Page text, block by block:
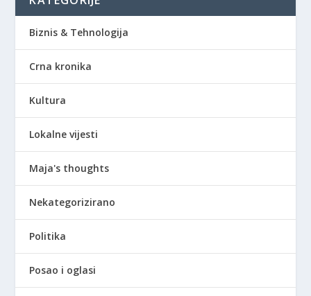
Biznis & Tehnologija
Crna kronika
Kultura
Lokalne vijesti
Maja's thoughts
Nekategorizirano
Politika
Posao i oglasi